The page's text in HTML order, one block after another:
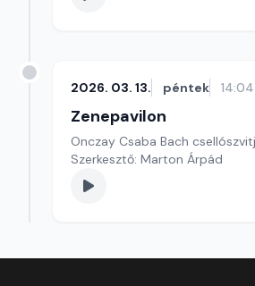
2026. 03. 13. péntek 14:04
Zenepavilon
Onczay Csaba Bach
Szerkesztő: Marton Árpád